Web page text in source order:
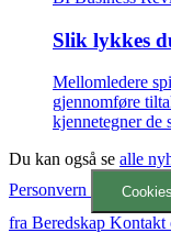
Slik lykkes
Mellomledere
gjennomføre
kjennetegner de
Du kan også se alle
Personvern
Cookies
fra Beredskap Kontakt